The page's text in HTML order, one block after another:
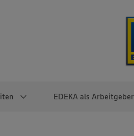
EDEKA als Arbeitgeber